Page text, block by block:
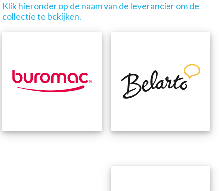
Klik hieronder op de naam van de leverancier om de
collectie te bekijken.